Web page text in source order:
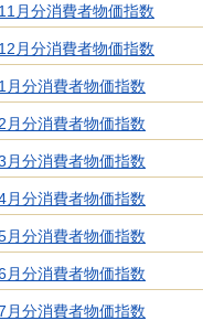
月分消費者物価指数
月分消費者物価指数
月分消費者物価指数
月分消費者物価指数
月分消費者物価指数
月分消費者物価指数
月分消費者物価指数
月分消費者物価指数
月分消費者物価指数